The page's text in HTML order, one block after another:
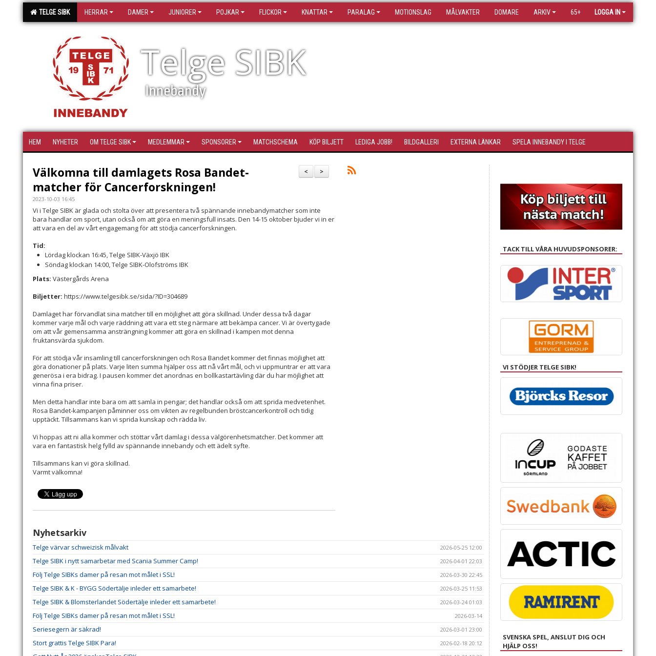
TELGE SIBK HERRAR DAMER JUNIORER POJKAR FLICKOR KNATTAR PARALAG MOTIONSLAG MÅLVAKTER DOMARE ARKIV 65+ LOGGA IN
Telge SIBK
Innebandy
HEM NYHETER OM TELGE SIBK MEDLEMMAR SPONSORER MATCHSCHEMA KÖP BILJETT LEDIGA JOBB! BILDGALLERI EXTERNA LÄNKAR SPELA INNEBANDY I TELGE
>
<
Välkomna till damlagets Rosa Bandet-
matcher för Cancerforskningen!
2023-10-03 16:45
Vi i Telge SIBK är glada och stolta över att presentera två spännande innebandymatcher som inte
bara handlar om sport, utan också om att göra en meningsfull insats. Den 14-15 oktober bjuder vi in er
att vara en del av vårt engagemang för att stödja cancerforskningen.
Tid:
Lördag klockan 16:45, Telge SIBK-Växjö IBK
Söndag klockan 14:00, Telge SIBK-Olofströms IBK
Plats: Västergårds Arena
Biljetter: https://www.telgesibk.se/sida/?ID=304689
Damlaget har förvandlat sina matcher till en möjlighet att göra skillnad. Under dessa två dagar
kommer varje mål och varje räddning att vara ett steg närmare att bekämpa cancer. Vi är övertygade
om att vår gemensamma ansträngning kommer att göra en skillnad i kampen mot denna
fruktansvärda sjukdom.
För att stödja vår insamling till cancerforskningen och Rosa Bandet kommer det finnas möjlighet att
göra donationer på plats. Varje liten summa hjälper oss att nå vårt mål, och vi uppmuntrar er att vara
generösa i era bidrag. I pausen kommer det anordnas en bollkastartävling där du har möjlighet att
vinna fina priser.
Men detta handlar inte bara om att samla in pengar; det handlar också om att sprida medvetenhet.
Rosa Bandet-kampanjen påminner oss om vikten av regelbunden bröstcancerkontroll och tidig
upptäckt. Tillsammans kan vi sprida kunskap och rädda liv.
Vi hoppas att ni alla kommer och stöttar vårt damlag i dessa välgörenhetsmatcher. Det kommer att
vara en fantastisk helg fylld av spännande innebandy och ett ädelt syfte.
Tillsammans kan vi göra skillnad.
Varmt välkomna!
Nyhetsarkiv
Telge värvar schweizisk målvakt 2026-05-25 12:00
Telge SIBK i nytt samarbetar med Scania Summer Camp! 2026-04-01 22:03
Följ Telge SIBKs damer på resan mot målet i SSL! 2026-03-30 22:45
Telge SIBK & K - BYGG Södertälje inleder ett samarbete! 2026-03-25 11:53
Telge SIBK & Blomsterlandet Södertälje inleder ett samarbete! 2026-03-24 01:03
Följ Telge SIBKs damer på resan mot målet i SSL! 2026-03-14
Seriesegern är säkrad! 2026-03-01 23:00
Stort grattis Telge SIBK Para! 2026-02-18 20:12
TACK TILL VÅRA HUVUDSPONSORER:
VI STÖDJER TELGE SIBK!
SVENSKA SPEL, ANSLUT DIG OCH
HJÄLP OSS!